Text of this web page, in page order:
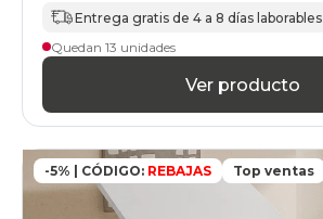
Entrega gratis de 4 a 8 días laborables
Quedan 13 unidades
Ver producto
-5% | CÓDIGO: REBAJAS Top ventas